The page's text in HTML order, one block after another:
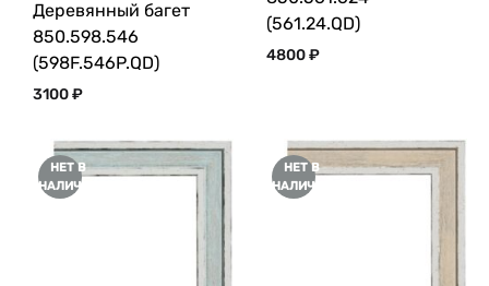
Деревянный багет
850.598.546
(598F.546P.QD)
3100₽
(561.24.QD)
4800₽
НЕТ В
НАЛИЧИИ
НЕТ В
НАЛИЧИИ